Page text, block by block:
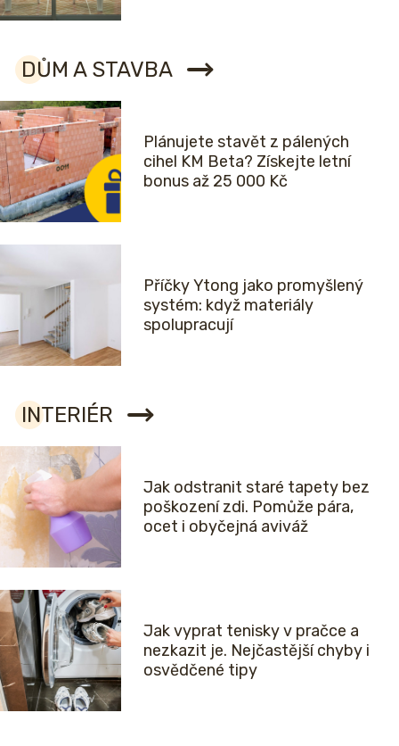
DŮM A STAVBA
Plánujete stavět z pálených
cihel KM Beta? Získejte letní
bonus až 25 000 Kč
Příčky Ytong jako promyšlený
systém: když materiály
spolupracují
INTERIÉR
Jak odstranit staré tapety bez
poškození zdi. Pomůže pára,
ocet i obyčejná aviváž
Jak vyprat tenisky v pračce a
nezkazit je. Nejčastější chyby i
osvědčené tipy